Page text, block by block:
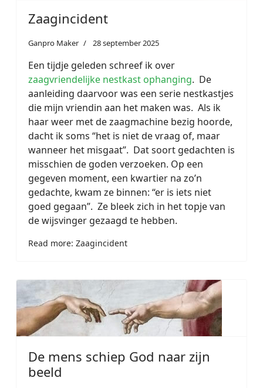
Zaagincident
Ganpro Maker 28 september 2025
Een tijdje geleden schreef ik over
zaagvriendelijke nestkast ophanging. De
aanleiding daarvoor was een serie nestkastjes
die mijn vriendin aan het maken was. Als ik
haar weer met de zaagmachine bezig hoorde,
dacht ik soms “het is niet de vraag of, maar
wanneer het misgaat”. Dat soort gedachten is
misschien de goden verzoeken. Op een
gegeven moment, een kwartier na zo’n
gedachte, kwam ze binnen: “er is iets niet
goed gegaan”. Ze bleek zich in het topje van
de wijsvinger gezaagd te hebben.
Read more: Zaagincident
De mens schiep God naar zijn
beeld